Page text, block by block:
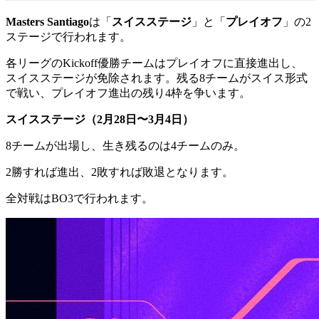
Masters Santiagoは「 スイスステージ 」と「 プレイオフ 」の2
ステージで行われます。
各リーグのKickoff優勝チームはプレイオフに直接進出し、
スイスステージが免除されます。残る8チームがスイス形式
で戦い、プレイオフ進出の残り4枠を争います。
スイスステージ（2月28日〜3月4日）
8チームが出場し、生き残るのは4チームのみ。
2勝すれば進出、2敗すれば敗退となります。
全対戦はBO3で行われます。